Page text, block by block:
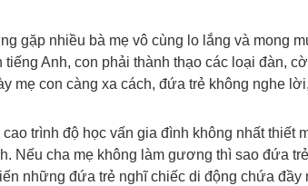
gặp nhiều bà mẹ vô cùng lo lắng và mong
tiếng Anh, con phải thành thạo các loại đàn,
mẹ con càng xa cách, đứa trẻ không nghe
trình độ học vấn gia đình không nhất thiết
Nếu cha mẹ không làm gương thì sao đứa
những đứa trẻ nghĩ chiếc di động chứa đầy